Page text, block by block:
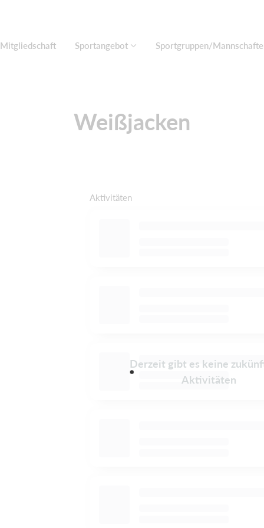
Mitgliedschaft Sportangebot Sportgruppen/
Weißjacken
Aktivitäten
Derzeit gibt es keine
Aktivitäten